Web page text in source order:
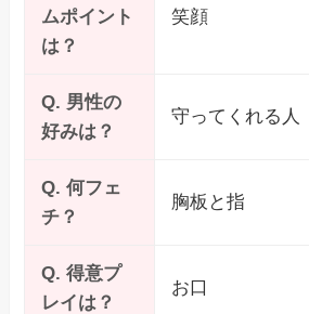
ムポイント
は？
笑顔
Q. 男性の
好みは？
守ってくれる人
Q. 何フェ
チ？
胸板と指
Q. 得意プ
レイは？
お口